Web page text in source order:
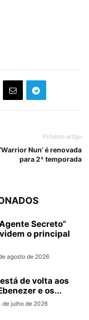
Próximo artigo
‘Warrior Nun’ é renovada
para 2ª temporada
Secreto”
o principal
agosto de 2026
de volta aos
e os...
de julho de 2026